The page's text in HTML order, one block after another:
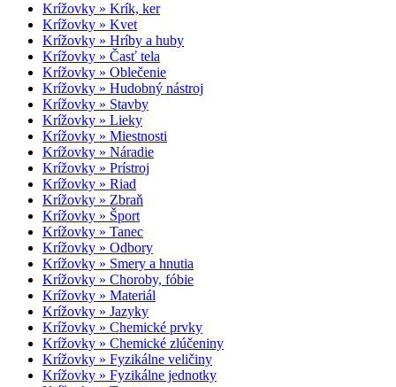
Krížovky » Krík, ker
Krížovky » Kvet
Krížovky » Hríby a huby
Krížovky » Časť tela
Krížovky » Oblečenie
Krížovky » Hudobný nástroj
Krížovky » Stavby
Krížovky » Lieky
Krížovky » Miestnosti
Krížovky » Náradie
Krížovky » Prístroj
Krížovky » Riad
Krížovky » Zbraň
Krížovky » Šport
Krížovky » Tanec
Krížovky » Odbory
Krížovky » Smery a hnutia
Krížovky » Choroby, fóbie
Krížovky » Materiál
Krížovky » Jazyky
Krížovky » Chemické prvky
Krížovky » Chemické zlúčeniny
Krížovky » Fyzikálne veličiny
Krížovky » Fyzikálne jednotky